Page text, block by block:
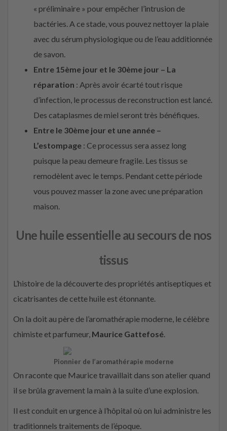
« préliminaire » pour empêcher l’intrusion de
bactéries. A ce stade, vous pouvez nettoyer la plaie
avec du sérum physiologique ou de l’eau additionnée
de savon.
Entre 15ème jour et le 30ème jour – La
réparation : Après avoir écarté tout risque
d’infection, le processus de reconstruction est lancé.
Des cataplasmes de miel seront très bénéfiques.
Entre le 30ème jour et une année –
L’estompage : Ce processus sera assez long
puisque la peau demeure fragile. Les tissus se
remodèlent avec le temps. Pendant cette période
vous pouvez masser la zone avec une préparation
maison.
Une huile essentielle au secours de nos
tissus
L’histoire de la découverte des propriétés antiseptiques et
cicatrisantes de cette huile est étonnante.
On la doit au père de l’aromathérapie moderne, le célèbre
chimiste et parfumeur, Maurice Gattefosé.
Pionnier de l’aromathérapie moderne
On raconte que Maurice travaillait dans son atelier quand
il se brûla gravement la main à la suite d’une explosion.
Il est conduit en urgence à l’hôpital où on lui administre les
traditionnels traitements de l’époque.